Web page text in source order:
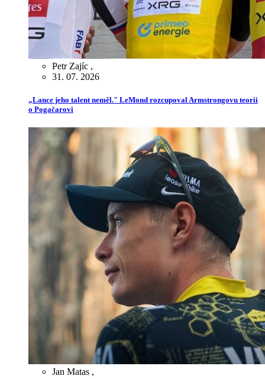
Petr Zajíc ,
31. 07. 2026
„Lance jeho talent neměl." LeMond rozcupoval Armstrongovu teorii
o Pogačarovi
Jan Matas ,